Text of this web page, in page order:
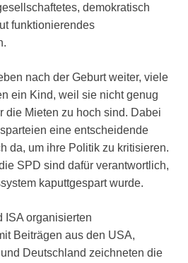
demokratisch
funktionierendes
nach der Geburt weiter, viele
ein Kind, weil sie nicht genug
die Mieten zu hoch sind. Dabei
eine entscheidende
da, um ihre Politik zu kritisieren.
SPD sind dafür verantwortlich,
kaputtgespart wurde.
ISA organisierten
Beiträgen aus den USA,
Deutschland zeichneten die